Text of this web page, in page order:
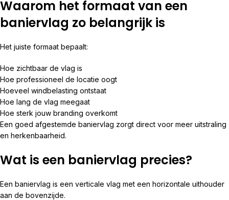
Waarom het formaat van een
baniervlag zo belangrijk is
Het juiste formaat bepaalt:
Hoe zichtbaar de vlag is
Hoe professioneel de locatie oogt
Hoeveel windbelasting ontstaat
Hoe lang de vlag meegaat
Hoe sterk jouw branding overkomt
Een goed afgestemde baniervlag zorgt direct voor meer uitstraling
en herkenbaarheid.
Wat is een baniervlag precies?
Een baniervlag is een verticale vlag met een horizontale uithouder
aan de bovenzijde.